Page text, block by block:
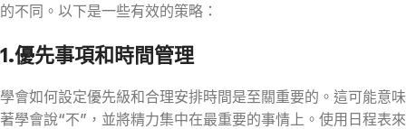
的不同。以下是一些有效的策略：
1.優先事項和時間管理
學會如何設定優先級和合理安排時間是至關重要的。這可能意味
著學會說“不”，並將精力集中在最重要的事情上。使用日程表來